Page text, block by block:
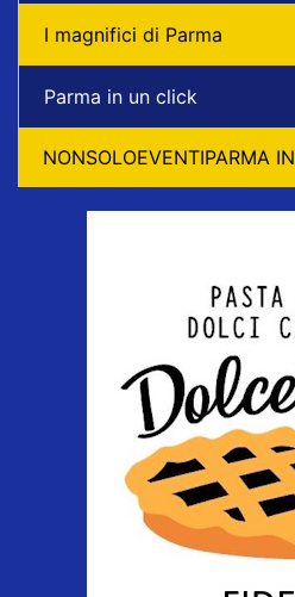
I magnifici di Parma
Parma in un click
NONSOLOEVENTIPARMA